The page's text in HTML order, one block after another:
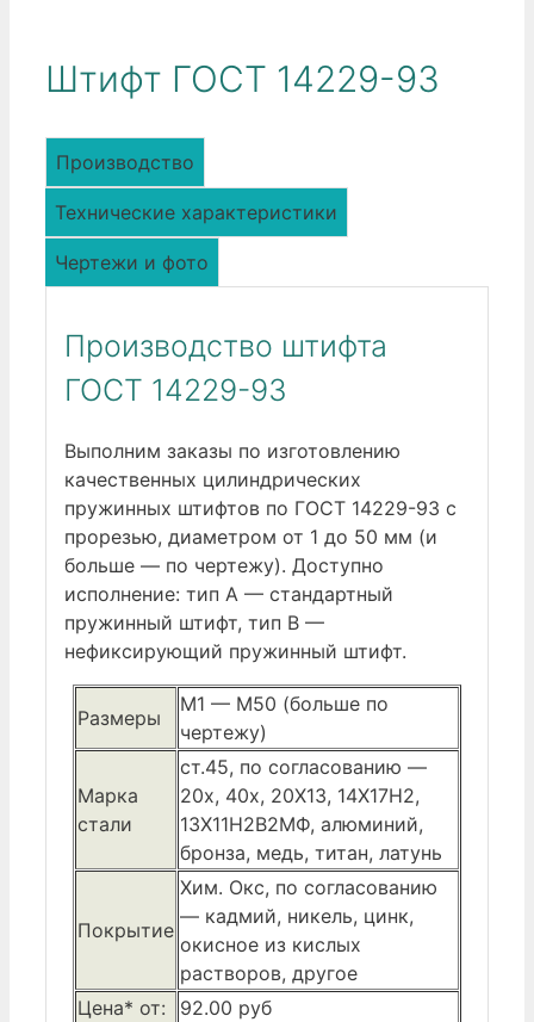
Штифт ГОСТ 14229-93
Производство
Технические характеристики
Чертежи и фото
Производство штифта
ГОСТ 14229-93
Выполним заказы по изготовлению
качественных цилиндрических
пружинных штифтов по ГОСТ 14229-93 с
прорезью, диаметром от 1 до 50 мм (и
больше — по чертежу). Доступно
исполнение: тип А — стандартный
пружинный штифт, тип В —
нефиксирующий пружинный штифт.
Размеры
М1 — М50 (больше по
чертежу)
Марка
стали
ст.45, по согласованию —
20х, 40х, 20Х13, 14Х17Н2,
13Х11Н2В2МФ, алюминий,
бронза, медь, титан, латунь
Покрытие
Хим. Окс, по согласованию
— кадмий, никель, цинк,
окисное из кислых
растворов, другое
Цена* от:
92.00 руб